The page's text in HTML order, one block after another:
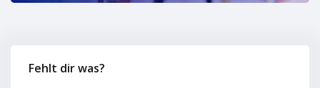
Fehlt dir was?